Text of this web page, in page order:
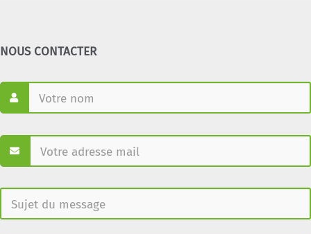
NOUS CONTACTER